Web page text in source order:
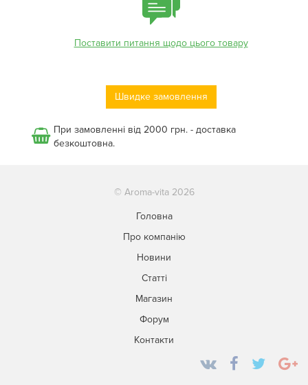
Поставити питання щодо цього товару
Швидке замовлення
При замовленні від 2000 грн. - доставка
безкоштовна.
© Aroma-vita 2026
Головна
Про компанію
Новини
Статті
Магазин
Форум
Контакти